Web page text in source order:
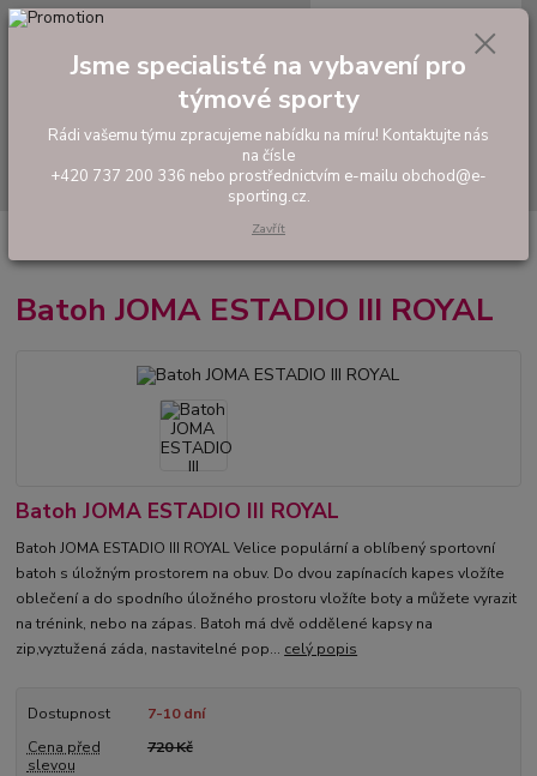
Hledat
tel: +420 737 200 336
0,00 Kč
Sportovní batohy
ESTADIO III ROYAL
Batoh JOMA ESTADIO III ROYAL
Batoh JOMA ESTADIO III ROYAL
Batoh JOMA ESTADIO III ROYAL Velice populární a oblíbený sportovní
batoh s úložným prostorem na obuv. Do dvou zapínacích kapes vložíte
oblečení a do spodního úložného prostoru vložíte boty a můžete vyrazit
na trénink, nebo na zápas. Batoh má dvě oddělené kapsy na
zip,vyztužená záda, nastavitelné pop... celý popis
Dostupnost
7-10 dní
Cena před
slevou
720 Kč
Jsme specialisté na vybavení pro
týmové sporty
Rádi vašemu týmu zpracujeme nabídku na míru! Kontaktujte nás
na čísle
+420 737 200 336 nebo prostřednictvím e-mailu obchod@e-
sporting.cz.
Zavřít